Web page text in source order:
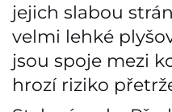
jejich slabou
velmi lehké
jsou spoje mezi
hrozí riziko